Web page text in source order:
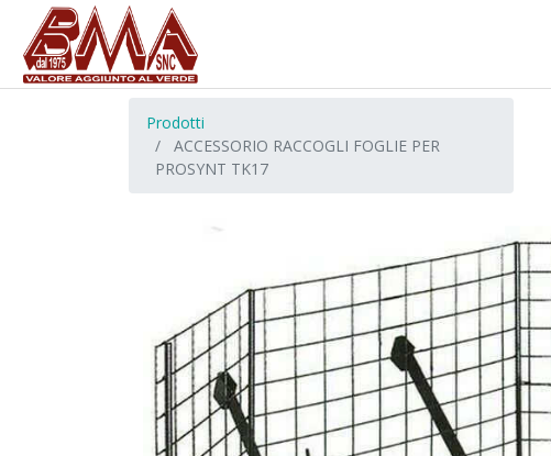
Prodotti
ACCESSORIO RACCOGLI FOGLIE PER
PROSYNT TK17